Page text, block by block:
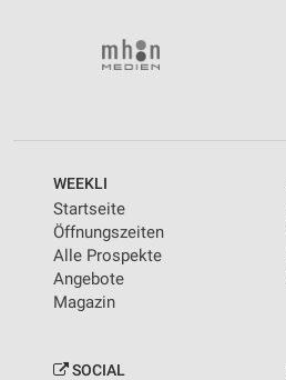
WEEKLI
Startseite
Öffnungszeiten
Alle Prospekte
Angebote
Magazin
SOCIAL